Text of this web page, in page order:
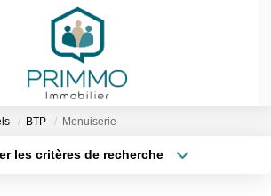
VENTES
Nos Biens En Vente
Nos Biens Vendus
BTP Menuiserie
les critères de recherche